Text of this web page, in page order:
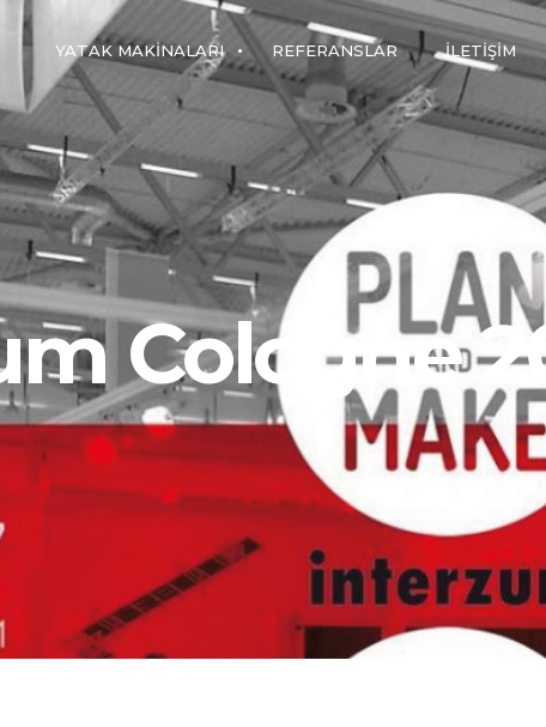
YATAK MAKINALARI REFERANSLAR İLETIŞIM
Cologne